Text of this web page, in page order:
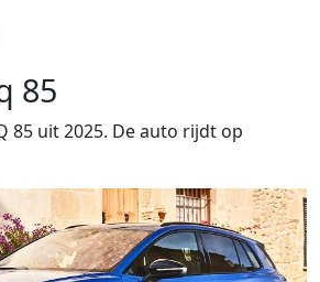
85
85 uit 2025. De auto rijdt op